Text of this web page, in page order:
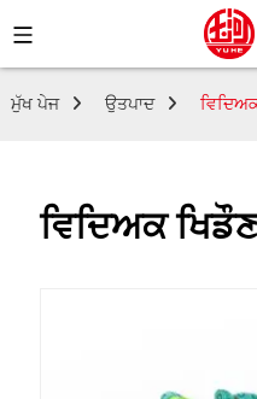
ਮੁੱਖ ਪੇਜ ਉਤਪਾਦ
ਵਿਦਿਅਕ